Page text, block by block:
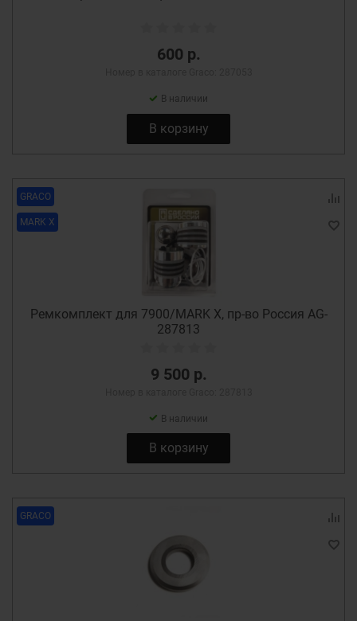
600 р.
В наличии
В корзину
GRACO
MARK X
Ремкомплект для 7900/MARK X, пр-во Россия AG-
287813
9 500 р.
В наличии
В корзину
GRACO